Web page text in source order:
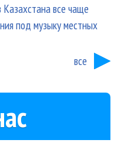
все чаще
под музыку местных
все